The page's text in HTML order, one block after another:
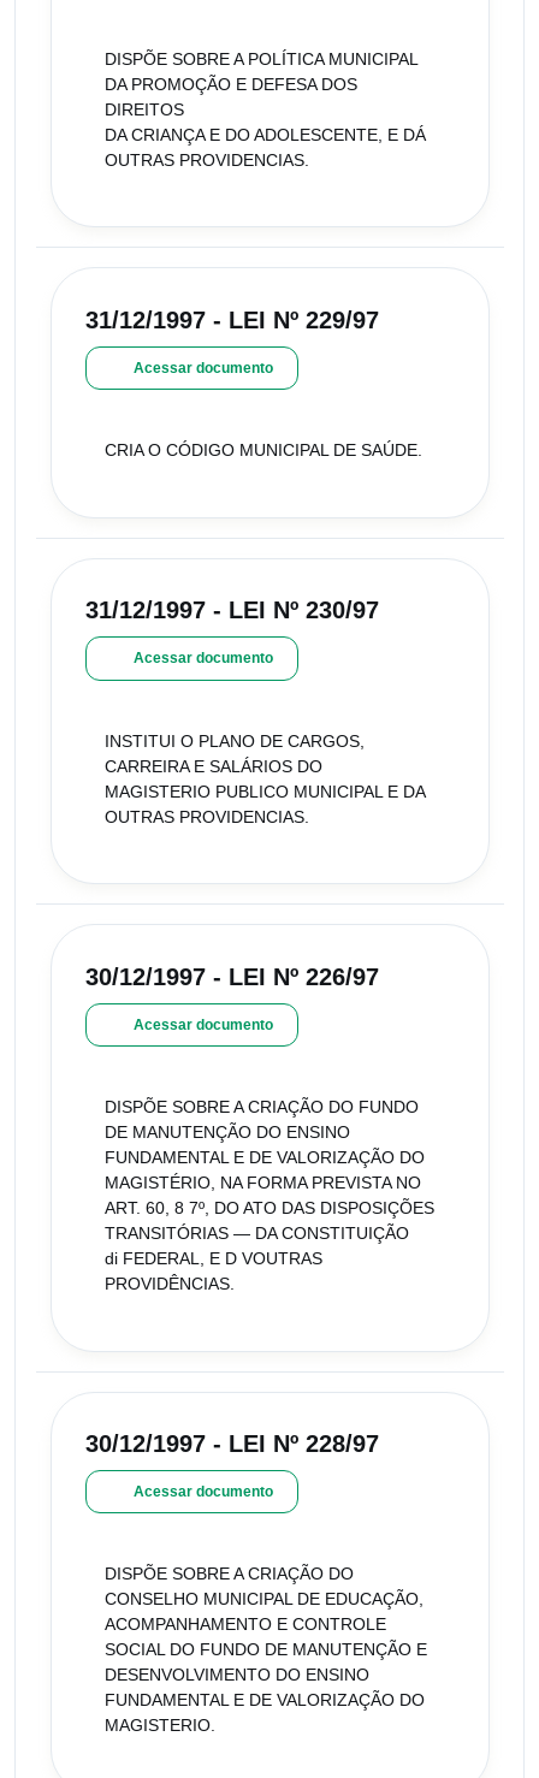
DISPÕE SOBRE A POLÍTICA MUNICIPAL
DA PROMOÇÃO E DEFESA DOS
DIREITOS
DA CRIANÇA E DO ADOLESCENTE, E DÁ
OUTRAS PROVIDENCIAS.
31/12/1997 - LEI Nº 229/97
Acessar documento
CRIA O CÓDIGO MUNICIPAL DE SAÚDE.
31/12/1997 - LEI Nº 230/97
Acessar documento
INSTITUI O PLANO DE CARGOS,
CARREIRA E SALÁRIOS DO
MAGISTERIO PUBLICO MUNICIPAL E DA
OUTRAS PROVIDENCIAS.
30/12/1997 - LEI Nº 226/97
Acessar documento
DISPÕE SOBRE A CRIAÇÃO DO FUNDO
DE MANUTENÇÃO DO ENSINO
FUNDAMENTAL E DE VALORIZAÇÃO DO
MAGISTÉRIO, NA FORMA PREVISTA NO
ART. 60, 8 7º, DO ATO DAS DISPOSIÇÕES
TRANSITÓRIAS — DA CONSTITUIÇÃO
di FEDERAL, E D VOUTRAS
PROVIDÊNCIAS.
30/12/1997 - LEI Nº 228/97
Acessar documento
DISPÕE SOBRE A CRIAÇÃO DO
CONSELHO MUNICIPAL DE EDUCAÇÃO,
ACOMPANHAMENTO E CONTROLE
SOCIAL DO FUNDO DE MANUTENÇÃO E
DESENVOLVIMENTO DO ENSINO
FUNDAMENTAL E DE VALORIZAÇÃO DO
MAGISTERIO.